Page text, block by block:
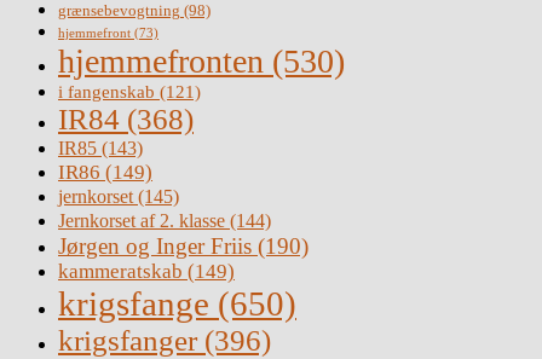
grænsebevogtning (98)
hjemmefront (73)
hjemmefronten (530)
i fangenskab (121)
IR84 (368)
IR85 (143)
IR86 (149)
jernkorset(145)
Jernkorset af 2. klasse (144)
Jørgen og Inger Friis (190)
kammeratskab (149)
krigsfange (650)
krigsfanger (396)